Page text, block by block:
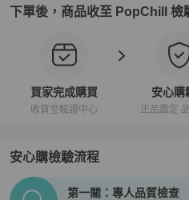
下單後，商品收至 PopChill 檢
買家完成購買
收貨至驗證中心
安心購
正品鑑定
安心購檢驗流程
PopChill拍拍圈正品驗證、安心
第一關：專人品質檢查